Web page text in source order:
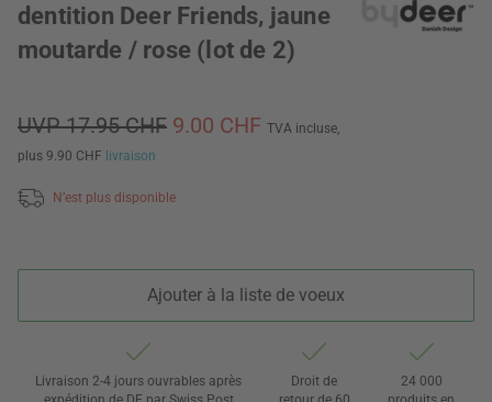
dentition Deer Friends, jaune
moutarde / rose (lot de 2)
UVP 17.95 CHF 9.00 CHF TVA incluse,
plus 9.90 CHF livraison
N’est plus disponible
Ajouter à la liste de voeux
Livraison 2-4 jours ouvrables après
Droit de
24 000